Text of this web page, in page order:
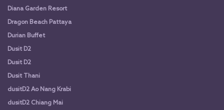
Diana Garden Resort
Dragon Beach Pattaya
Durian Buffet
Dusit D2
Dusit D2
Dusit Thani
dusitD2 Ao Nang Krabi
dusitD2 Chiang Mai